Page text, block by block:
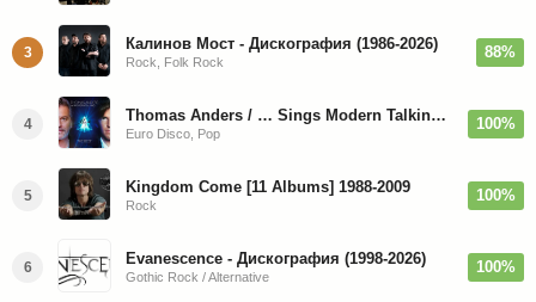
3 Калинов Мост - Дискография (1986-2026)
Rock, Folk Rock
88%
4 Thomas Anders / … Sings Modern Talking: The Best hi-res
Euro Disco, Pop
100%
5 Kingdom Come [11 Albums] 1988-2009
Rock
100%
6 Evanescence - Дискография (1998-2026)
Gothic Rock / Alternative
100%